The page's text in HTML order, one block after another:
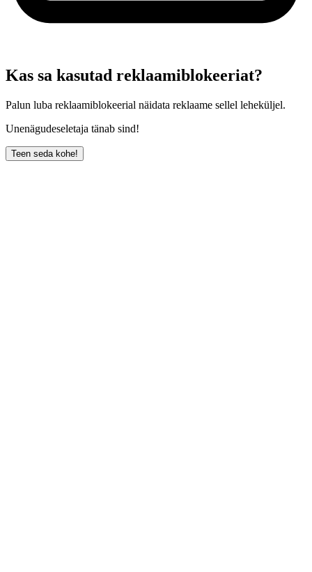
Kas sa kasutad reklaamiblokeeriat?
Palun luba reklaamiblokeerial näidata reklaame sellel leheküljel.
Unenägudeseletaja tänab sind!
Teen seda kohe!